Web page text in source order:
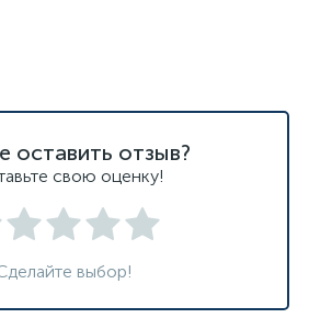
оставить отзыв?
свою оценку!
выбор!